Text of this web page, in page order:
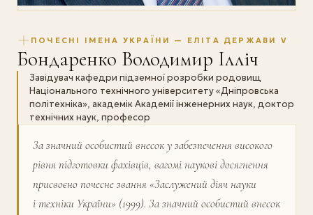
ПОЧЕСНІ ІМЕНА УКРАЇНИ — ЕЛІТА ДЕРЖАВИ V
Бондаренко Володимир Ілліч
Завідувач кафедри підземної розробки родовищ
Національного технічного університету «Дніпровська
політехніка», академік Академії інженерних наук, доктор
технічних наук, професор
За значний особистий внесок у забезпечення високого
рівня підготовки фахівців, вагомі наукові досягнення
присвоєно почесне звання «Заслужений діяч науки
і техніки України» (1999). За значний особистий внесок